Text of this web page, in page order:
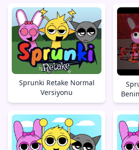
Sprunki Retake Normal
Versiyonu